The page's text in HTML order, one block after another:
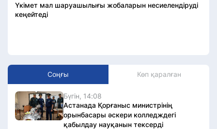
Үкімет мал шаруашылығы жобаларын несиелендіруді
кеңейтеді
Соңғы Көп қаралған
Бүгін, 14:08
Астанада Қорғаныс министрінің
орынбасары әскери колледждегі
қабылдау науқанын тексерді